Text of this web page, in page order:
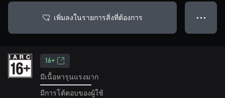
เพิ่มลงในรายการสิ่งที่ต้องการ ● ● ●
16+
มีเนื้อหารุนแรงมาก
มีการโต้ตอบของผู้ใช้